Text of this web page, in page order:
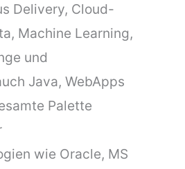
Delivery, Cloud-
Machine Learning,
und
Java, WebApps
Palette
wie Oracle, MS